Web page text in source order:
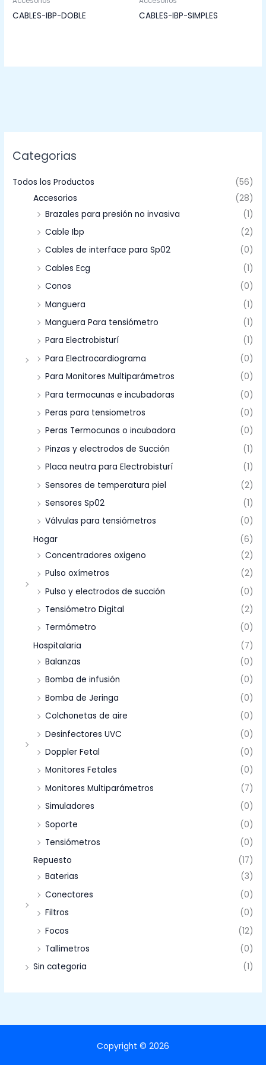
Categorias
Todos los Productos
(56)
Accesorios
(28)
Brazales para presión no invasiva
(1)
Cable Ibp
(2)
Cables de interface para Sp02
(0)
Cables Ecg
(1)
Conos
(0)
Manguera
(1)
Manguera Para tensiómetro
(1)
Para Electrobisturí
(1)
Para Electrocardiograma
(0)
Para Monitores Multiparámetros
(0)
Para termocunas e incubadoras
(0)
Peras para tensiometros
(0)
Peras Termocunas o incubadora
(0)
Pinzas y electrodos de Succión
(1)
Placa neutra para Electrobisturí
(1)
Sensores de temperatura piel
(2)
Sensores Sp02
(1)
Válvulas para tensiómetros
(0)
Hogar
(6)
Concentradores oxigeno
(2)
Pulso oxímetros
(2)
Pulso y electrodos de succión
(0)
Tensiómetro Digital
(2)
Termómetro
(0)
Hospitalaria
(7)
Balanzas
(0)
Bomba de infusión
(0)
Bomba de Jeringa
(0)
Colchonetas de aire
(0)
Desinfectores UVC
(0)
Doppler Fetal
(0)
Monitores Fetales
(0)
Monitores Multiparámetros
(7)
Simuladores
(0)
Soporte
(0)
Tensiómetros
(0)
Repuesto
(17)
Baterias
(3)
Conectores
(0)
Filtros
(0)
Focos
(12)
Tallimetros
(0)
Sin categoria
(1)
CABLES-IBP-DOBLE CABLES-IBP-SIMPLES
Copyright © 2026